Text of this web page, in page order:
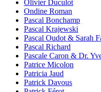
Olivier Duculot
Ondine Roman
Pascal Bonchamp
Pascal Krajewski
Pascal Oudot & Sarah
Pascal Richard
Pascale Caron & Dr.
Patrice Micolon
Patricia Jaud
Patrick Davous